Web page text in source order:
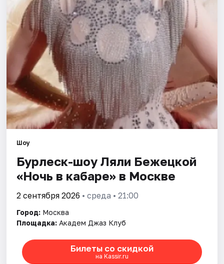
Артисты
Рейтинги
Шоу
Бурлеск-шоу Ляли Бежецкой
«Ночь в кабаре» в Москве
2 сентября 2026 • среда • 21:00
Город: Москва
Площадка: Академ Джаз Клуб
Билеты со скидкой
на Kassir.ru